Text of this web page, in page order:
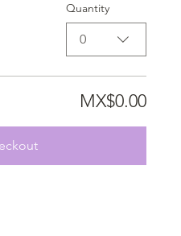
Quantity
0
MX$0.00